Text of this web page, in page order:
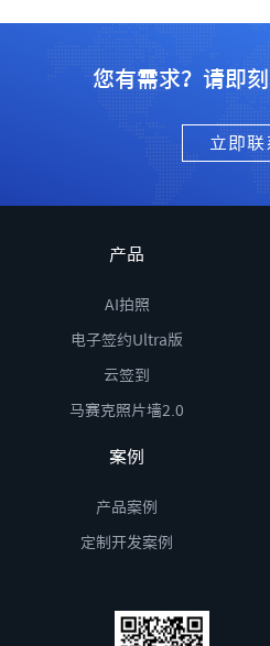
您有需求？请即刻
立即联
产品
AI拍照
电子签约Ultra版
云签到
马赛克照片墙2.0
案例
产品案例
定制开发案例